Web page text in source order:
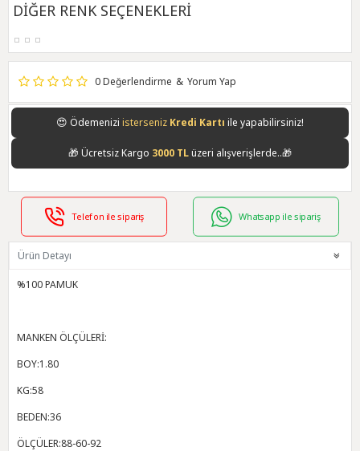
0 Değerlendirme & Yorum Yap
DİĞER RENK SEÇENEKLERİ
😍 Ödemenizi istersenizKredi Kartı ile yapabilirsiniz!
🎁 Ücretsiz Kargo 3000 TLüzeri alışverişlerde..🎁
Telefon ile sipariş Whatsapp ile sipariş
Ürün Detayı
%100 PAMUK
MANKEN ÖLÇÜLERİ:
BOY:1.80
KG:58
BEDEN:36
ÖLÇÜLER:88-60-92